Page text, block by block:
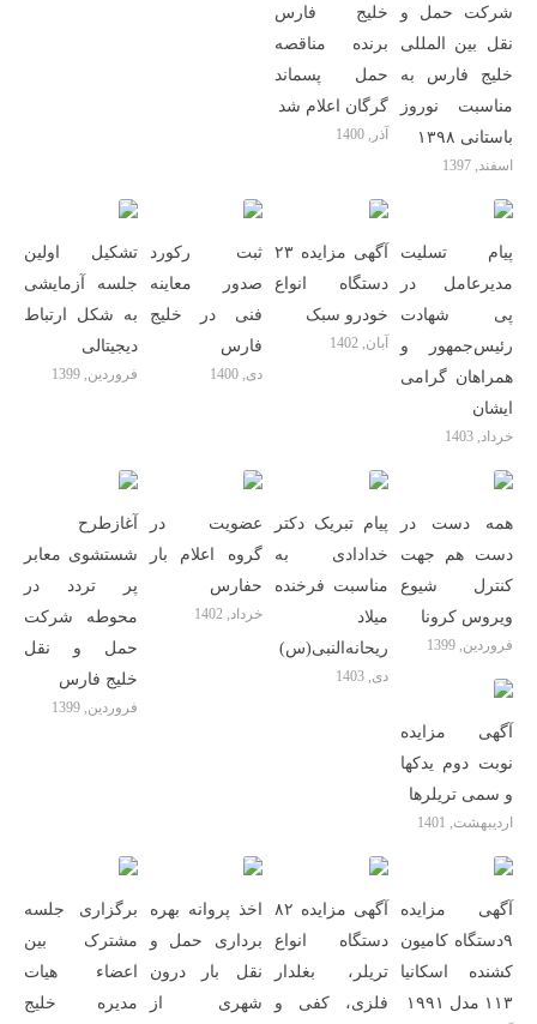
خلیج فارس
برنده مناقصه
حمل پسماند
گرگان اعلام شد
آذر, 1400
شرکت حمل و
نقل بین المللی
خلیج فارس به
مناسبت نوروز
باستانی ۱۳۹۸
اسفند, 1397
تشکیل اولین
جلسه آزمایشی
به شکل ارتباط
دیجیتالی
فروردین, 1399
ثبت رکورد
صدور معاینه
فنی در خلیج
فارس
دی, 1400
آگهی مزایده ۲۳
دستگاه انواع
خودرو سبک
آبان, 1402
پیام تسلیت
مدیرعامل در
پی شهادت‌
رئیس‌جمهور و
همراهان گرامی
ایشان
خرداد, 1403
آغازطرح
شستشوی معابر
پر تردد در
محوطه شرکت
حمل و نقل
خلیج فارس
فروردین, 1399
عضویت در
گروه اعلام بار
حفارس
خرداد, 1402
پیام تبریک دکتر
خدادادی به
مناسبت فرخنده
میلاد
ریحانه‌النبی(س)
دی, 1403
همه دست در
دست هم جهت
کنترل شیوع
ویروس کرونا
فروردین, 1399
آگهی مزایده
نوبت دوم یدکها
و سمی تریلرها
اردیبهشت, 1401
برگزاری جلسه
مشترک بین
اعضاء هیات
مدیره خلیج
اخذ پروانه بهره
برداری حمل و
نقل بار درون
شهری از
آگهی مزایده ۸۲
دستگاه انواع
تریلر، بغلدار
فلزی، کفی و
آگهی مزایده
۹دستگاه کامیون
کشنده اسکانیا
۱۱۳ مدل ۱۹۹۱